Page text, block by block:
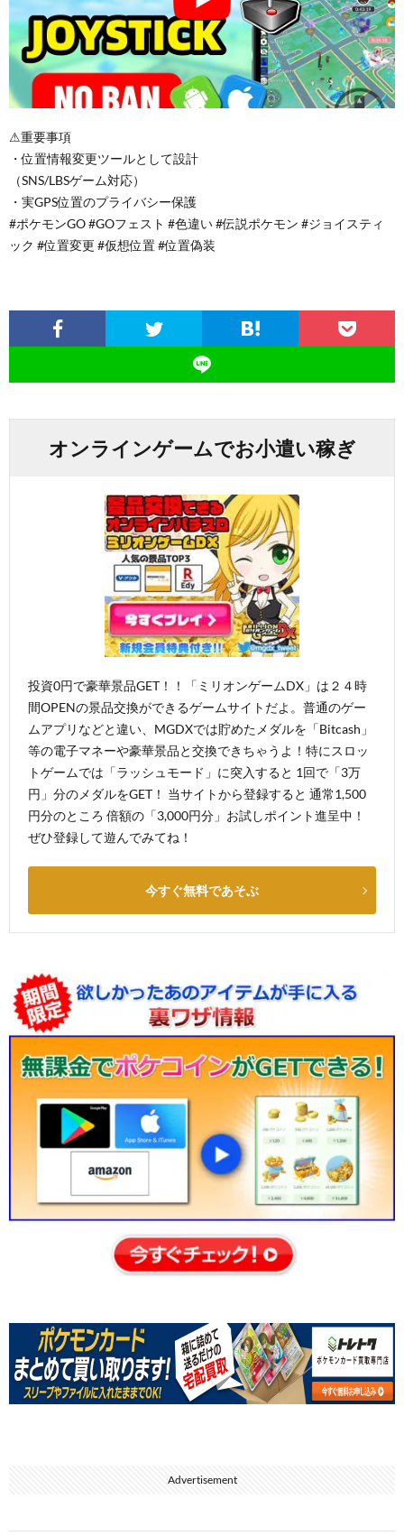
⚠重要事項
・位置情報変更ツールとして設計
（SNS/LBSゲーム対応）
・実GPS位置のプライバシー保護
#ポケモンGO #GOフェスト #色違い #伝説ポケモン #ジョイスティ
ック #位置変更 #仮想位置 #位置偽装
オンラインゲームでお小遣い稼ぎ
投資0円で豪華景品GET！！「ミリオンゲームDX」は２４時
間OPENの景品交換ができるゲームサイトだよ。普通のゲー
ムアプリなどと違い、MGDXでは貯めたメダルを「Bitcash」
等の電子マネーや豪華景品と交換できちゃうよ！特にスロッ
トゲームでは「ラッシュモード」に突入すると 1回で「3万
円」分のメダルをGET！ 当サイトから登録すると 通常1,500
円分のところ 倍額の「3,000円分」お試しポイント進呈中！
ぜひ登録して遊んでみてね！
今すぐ無料であそぶ
Advertisement